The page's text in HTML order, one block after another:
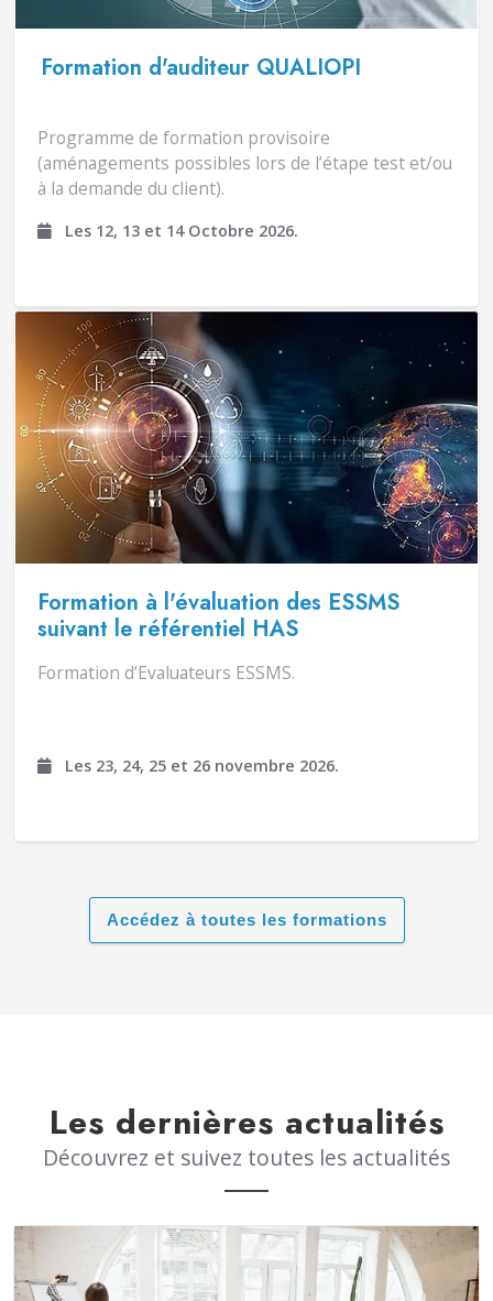
Formation d'auditeur QUALIOPI
Programme de formation provisoire
(aménagements possibles lors de l’étape test et/ou
à la demande du client).
Les 12, 13 et 14 Octobre 2026.
Formation à l'évaluation des ESSMS
suivant le référentiel HAS
Formation d’Evaluateurs ESSMS.
Les 23, 24, 25 et 26 novembre 2026.
Accédez à toutes les formations
Les dernières actualités
Découvrez et suivez toutes les actualités